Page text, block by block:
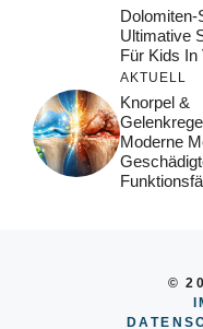
Dolomiten-
Ultimative
Für Kids In
AKTUELL
Knorpel &
Moderne
©